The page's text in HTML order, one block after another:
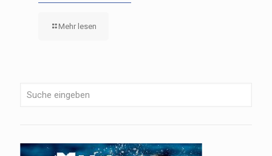
Mehr lesen